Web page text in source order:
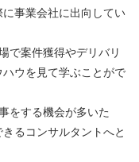
事業会社に出向してい
で案件獲得やデリバリ
ウを見て学ぶことがで
をする機会が多いた
るコンサルタントへと